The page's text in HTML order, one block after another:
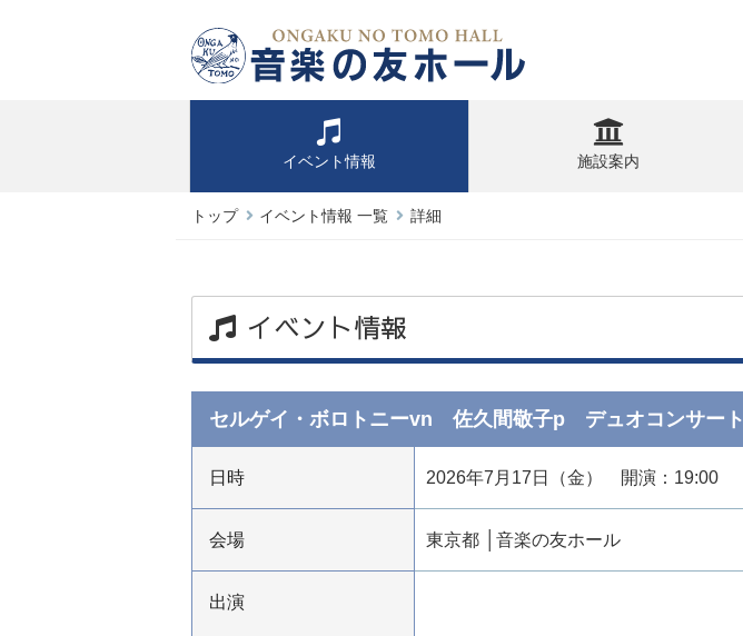
イベント情報 施設案内
トップ イベント情報 一覧 詳細
イベント情報
セルゲイ・ボロトニーvn 佐久間敬子p デュオコンサート
日時 2026年7月17日（金） 開演：19:00
会場 東京都 音楽の友ホール
出演